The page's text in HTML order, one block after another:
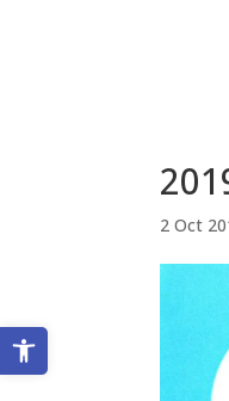
Ouvrir la barre d’outils
2 Oct